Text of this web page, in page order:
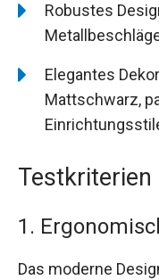
Robustes
Elegantes
Mattschwarz,
Testkriterien
1.
Das moderne